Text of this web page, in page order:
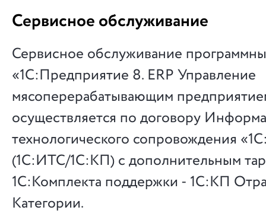
Сервисное обслуживание
Сервисное обслуживание
«1С:Предприятие 8. ERP Управление
мясоперерабатывающим
осуществляется по договору
технологического сопровождения
(1С:ИТС/1С:КП) с дополнительным
1С:Комплекта поддержки - 1С:КП
Категории.